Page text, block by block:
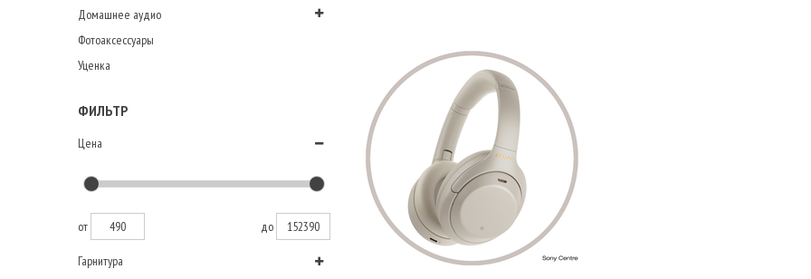
Домашнее аудио
Фотоаксессуары
Уценка
ФИЛЬТР
Цена
от до
Гарнитура